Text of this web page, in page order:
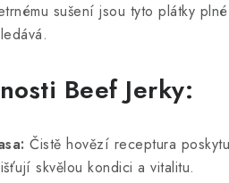
sušení jsou tyto plátky
Beef Jerky:
Čistě hovězí receptura
skvělou kondici a vitalitu.